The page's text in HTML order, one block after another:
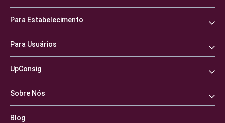
Para Estabelecimento
Para Usuários
UpConsig
Sobre Nós
Blog